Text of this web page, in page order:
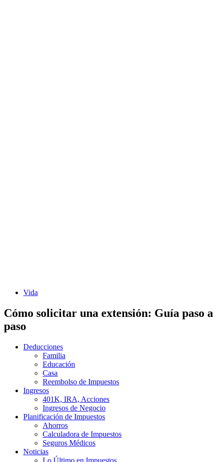
Vida
Cómo solicitar una extensión: Guía paso a
paso
Deducciones
Familia
Educación
Casa
Reembolso de Impuestos
Ingresos
401K, IRA, Acciones
Ingresos de Negocio
Planificación de Impuestos
Ahorros
Calculadora de Impuestos
Seguros Médicos
Noticias